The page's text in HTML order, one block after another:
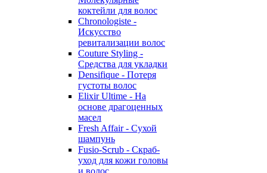
коктейли для волос
Chronologiste -
Искусство
ревитализации волос
Couture Styling -
Средства для укладки
Densifique - Потеря
густоты волос
Elixir Ultime - На
основе драгоценных
масел
Fresh Affair - Сухой
шампунь
Fusio-Scrub - Скраб-
уход для кожи головы
и волос